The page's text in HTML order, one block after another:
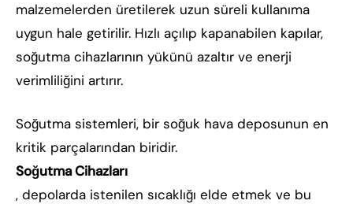
malzemelerden üretilerek uzun süreli kullanıma
uygun hale getirilir. Hızlı açılıp kapanabilen kapılar,
soğutma cihazlarının yükünü azaltır ve enerji
verimliliğini artırır.
Soğutma sistemleri, bir soğuk hava deposunun en
kritik parçalarından biridir.
Soğutma Cihazları
, depolarda istenilen sıcaklığı elde etmek ve bu